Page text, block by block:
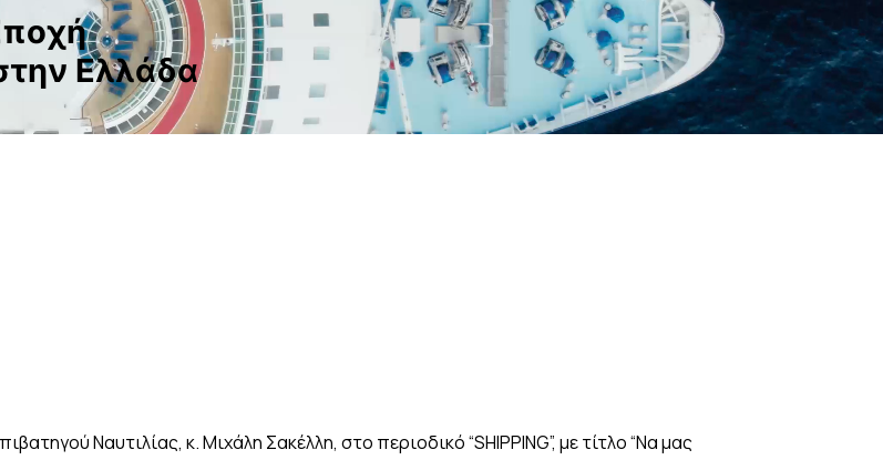
ποχή
την Ελλάδα
Ναυτιλίας, κ. Μιχάλη Σακέλλη, στο περιοδικό “SHIPPING”, με τίτλο “Να μας